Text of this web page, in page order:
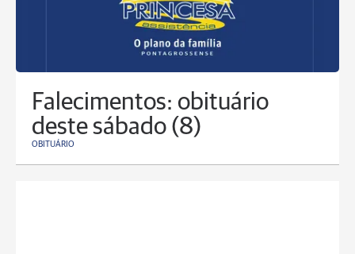
Falecimentos: obituário
deste sábado (8)
OBITUÁRIO